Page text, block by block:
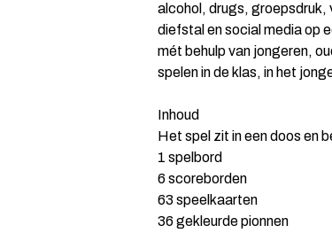
alcohol, drugs, groepsdruk,
diefstal en social media op
mét behulp van jongeren,
spelen in de klas, in het
Inhoud
Het spel zit in een doos en
1 spelbord
6 scoreborden
63 speelkaarten
36 gekleurde pionnen